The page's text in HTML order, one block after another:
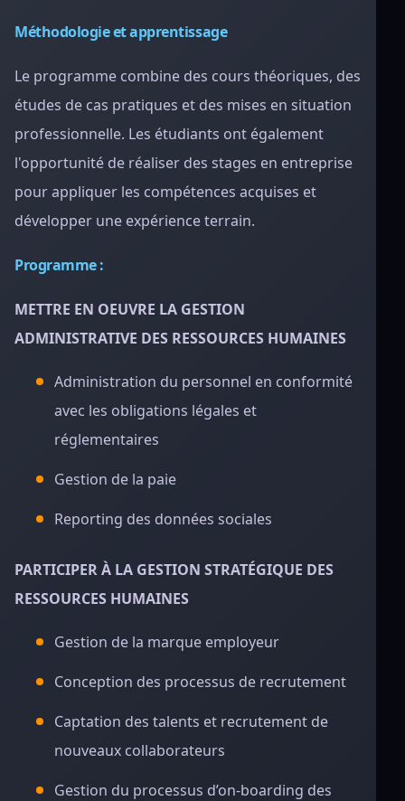
Méthodologie et apprentissage
Le programme combine des cours théoriques, des
études de cas pratiques et des mises en situation
professionnelle. Les étudiants ont également
l'opportunité de réaliser des stages en entreprise
pour appliquer les compétences acquises et
développer une expérience terrain.
Programme :
METTRE EN OEUVRE LA GESTION
ADMINISTRATIVE DES RESSOURCES HUMAINES
Administration du personnel en conformité
avec les obligations légales et
réglementaires
Gestion de la paie
Reporting des données sociales
PARTICIPER À LA GESTION STRATÉGIQUE DES
RESSOURCES HUMAINES
Gestion de la marque employeur
Conception des processus de recrutement
Captation des talents et recrutement de
nouveaux collaborateurs
Gestion du processus d’on-boarding des